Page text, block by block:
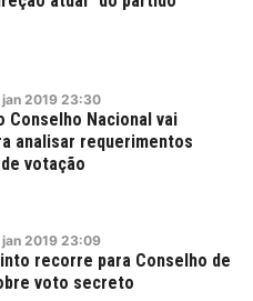
jan 2019 23:30
Conselho Nacional vai
analisar requerimentos
votação
jan 2019 23:09
recorre para Conselho de
voto secreto